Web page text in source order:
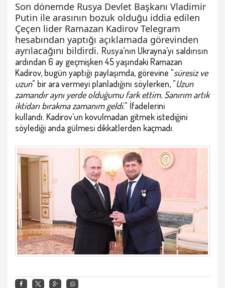
Son dönemde Rusya Devlet Başkanı Vladimir
Putin ile arasının bozuk olduğu iddia edilen
Çeçen lider Ramazan Kadirov Telegram
hesabından yaptığı açıklamada görevinden
ayrılacağını bildirdi. Rusya’nın Ukrayna’yı saldırısın
ardından 6 ay geçmişken 45 yaşındaki Ramazan
Kadirov, bugün yaptığı paylaşımda, görevine "süresiz ve
uzun" bir ara vermeyi planladığını söylerken, "Uzun
zamandır aynı yerde olduğumu fark ettim. Sanırım artık
iktidarı bırakma zamanım geldi." İfadelerini
kullandı. Kadirov'un kovulmadan gitmek istediğini
söylediği anda gülmesi dikkatlerden kaçmadı.